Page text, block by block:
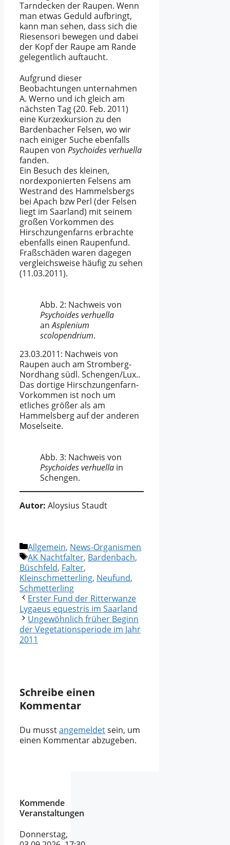
Tarndecken der Raupen. Wenn
man etwas Geduld aufbringt,
kann man sehen, dass sich die
Riesensori bewegen und dabei
der Kopf der Raupe am Rande
gelegentlich auftaucht.
Aufgrund dieser
Beobachtungen unternahmen
A. Werno und ich gleich am
nächsten Tag (20. Feb. 2011)
eine Kurzexkursion zu den
Bardenbacher Felsen, wo wir
nach einiger Suche ebenfalls
Raupen von Psychoides verhuella
fanden.
Ein Besuch des kleinen,
nordexponierten Felsens am
Westrand des Hammelsbergs
bei Apach bzw Perl (der Felsen
liegt im Saarland) mit seinem
großen Vorkommen des
Hirschzungenfarns erbrachte
ebenfalls einen Raupenfund.
Fraßschäden waren dagegen
vergleichsweise häufig zu sehen
(11.03.2011).
Abb. 2: Nachweis von
Psychoides verhuella
anAsplenium
scolopendrium.
23.03.2011: Nachweis von
Raupen auch am Stromberg-
Nordhang südl. Schengen/Lux..
Das dortige Hirschzungenfarn-
Vorkommen ist noch um
etliches größer als am
Hammelsberg auf der anderen
Moselseite.
Abb. 3: Nachweis von
Psychoides verhuella in
Schengen.
Autor: Aloysius Staudt
Kategorien
Allgemein, News-Organismen
Schlagwörter
AK Nachtfalter, Bardenbach,
Büschfeld, Falter,
Kleinschmetterling, Neufund,
Schmetterling
Erster Fund der Ritterwanze
Lygaeus equestris im Saarland
Ungewöhnlich früher Beginn
der Vegetationsperiode im Jahr
2011
Schreibe einen
Kommentar
Du musstangemeldetsein, um
einen Kommentar abzugeben.
Kommende
Veranstaltungen
Donnerstag,